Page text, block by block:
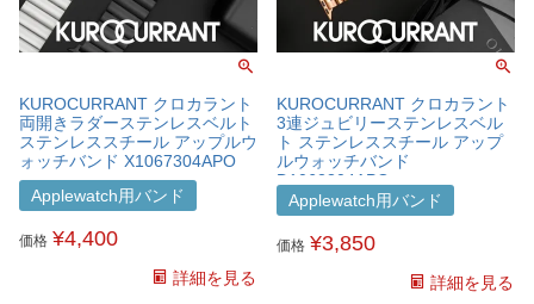
KUROCURRANT クロカラント
両開きラダーステンレスベルト
ステンレススチール アップルウ
ォッチバンド X1067304APO
Applewatch用バンド
価格 ¥4,400
詳細を見る
KUROCURRANT クロカラント
3連ジュビリーステンレスベル
ト ステンレススチール アップ
ルウォッチバンド
D1062304APO
Applewatch用バンド
価格 ¥3,850
詳細を見る